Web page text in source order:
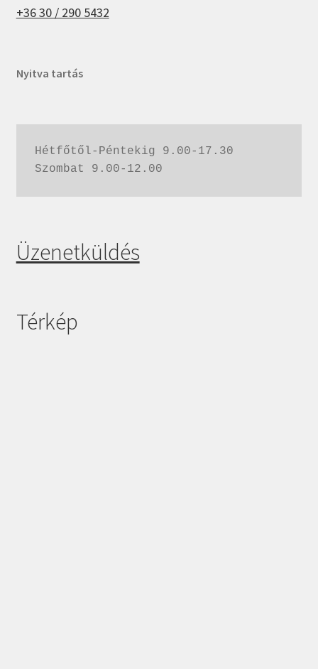
+36 30 / 290 5432
Nyitva tartás
Hétfőtől-Péntekig 9.00-17.30
Szombat 9.00-12.00
Üzenetküldés
Térkép